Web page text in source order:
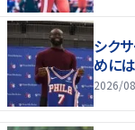
シク
めに
2026/